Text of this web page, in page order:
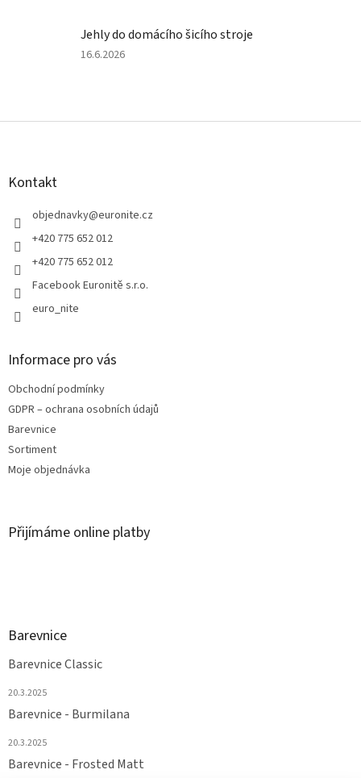
z
5
Jehly do domácího šicího stroje
Hodnocení
16.6.2026
Z
Kontakt
objednavky@euronite.cz
+420 775 652 012
+420 775 652 012
Facebook Euronitě s.r.o.
euro_nite
Informace pro vás
Obchodní podmínky
GDPR – ochrana osobních údajů
Barevnice
Sortiment
Moje objednávka
Přijímáme online platby
Barevnice
Barevnice Classic
20.3.2025
Barevnice - Burmilana
20.3.2025
Barevnice - Frosted Matt